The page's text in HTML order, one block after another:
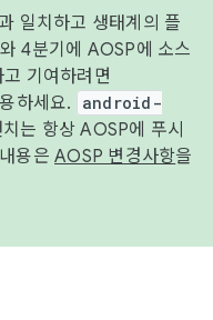
일치하고 생태계의 플
4분기에 AOSP에 소스
기여하려면
하세요.
android-
는 항상 AOSP에 푸시
용은 AOSP 변경사항을